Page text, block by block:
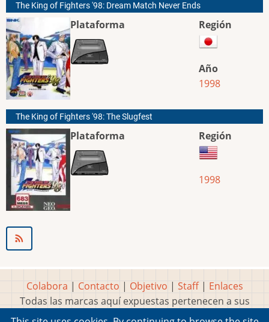
The King of Fighters '98: Dream Match Never Ends
Plataforma Región
Año
1998
The King of Fighters '98: The Slugfest
Plataforma Región
1998
Colabora | Contacto | Objetivo | Staff| Enlaces
Todas las marcas aquí expuestas pertenecen a sus
respectivos y legítimos dueños